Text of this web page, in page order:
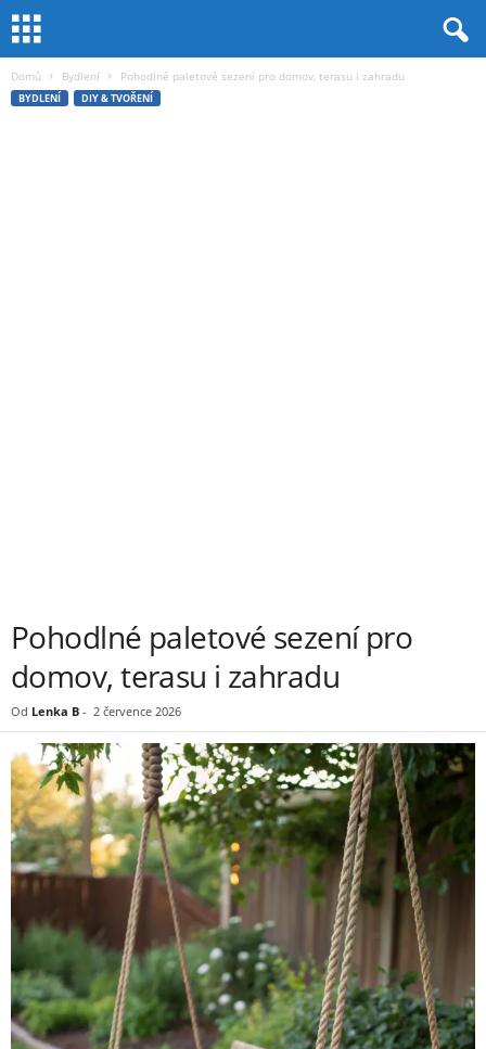
Domů Bydlení Pohodlné paletové sezení pro domov, terasu i zahradu
BYDLENÍ DIY & TVOŘENÍ
Pohodlné paletové sezení pro
domov, terasu i zahradu
Od Lenka B - 2 července 2026